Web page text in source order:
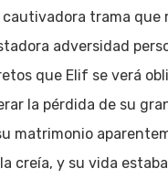
trama
adversidad
que Elif se verá
la pérdida de su
matrimonio
creía, y su vida